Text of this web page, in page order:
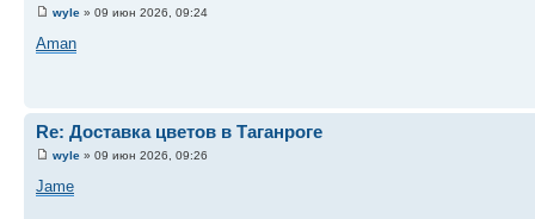
wyle » 09 июн 2026, 09:24
Aman
Re: Доставка цветов в Таганроге
wyle » 09 июн 2026, 09:26
Jame